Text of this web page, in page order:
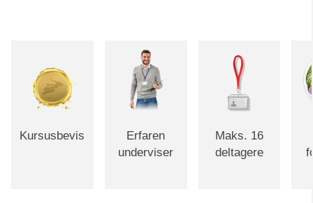
Kursusbevis
Erfaren
underviser
Maks. 16
deltagere